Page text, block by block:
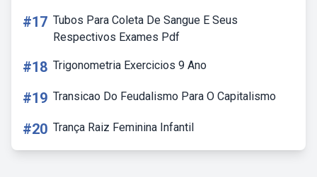
#17 Tubos Para Coleta De Sangue E Seus
Respectivos Exames Pdf
#18 Trigonometria Exercicios 9 Ano
#19 Transicao Do Feudalismo Para O Capitalismo
#20 Trança Raiz Feminina Infantil